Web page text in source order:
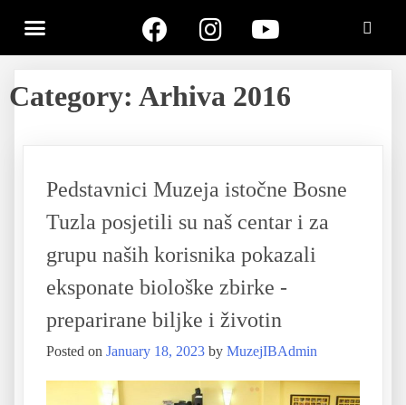
Category: Arhiva 2016
Pedstavnici Muzeja istočne Bosne
Tuzla posjetili su naš centar i za
grupu naših korisnika pokazali
eksponate biološke zbirke -
preparirane biljke i životin
Posted on January 18, 2023 by MuzejIBAdmin